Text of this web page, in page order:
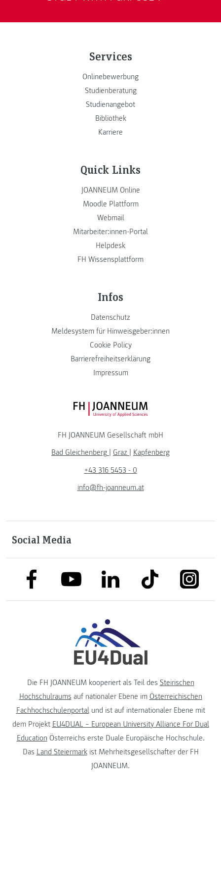
Services
Onlinebewerbung
Studienberatung
Studienangebot
Bibliothek
Karriere
Quick Links
JOANNEUM Online
Moodle Plattform
Webmail
Mitarbeiter:innen-Portal
Helpdesk
FH Wissensplattform
Infos
Datenschutz
Meldesystem für Hinweisgeber:innen
Cookie Policy
Barrierefreiheitserklärung
Impressum
FH JOANNEUM Logo
FH JOANNEUM Gesellschaft mbH
Bad Gleichenberg
Graz
Kapfenberg
+43 316 5453 - 0
info@fh-joanneum.at
Social Media
link to facebooklink to youtubelink to linkedinlink to tiktok
Die FH JOANNEUM kooperiert als Teil des Steirischen
Hochschulraums auf nationaler Ebene im Österreichischen
Fachhochschulenportalund ist auf internationaler Ebene mit
dem Projekt EU4DUAL – European University Alliance For Dual
Education Österreichs erste Duale Europäische Hochschule.
Das Land Steiermarkist Mehrheitsgesellschafter der FH
JOANNEUM.